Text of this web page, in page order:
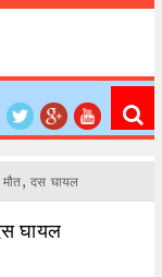
मौत, दस घायल
घायल